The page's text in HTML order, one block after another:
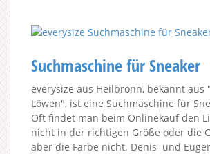
Suchmaschine für Sneaker
everysize aus Heilbronn, bekannt aus
Löwen", ist eine Suchmaschine für
Oft findet man beim Onlinekauf den
nicht in der richtigen Größe oder die
aber die Farbe nicht. Denis und